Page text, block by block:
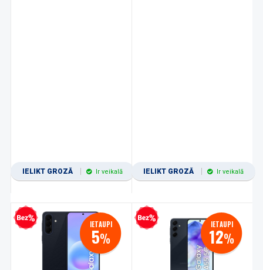
IELIKT GROZĀ Ir veikalā IELIKT GROZĀ Ir veikalā
kredīts IETAUPI
5%
Bezprocentu kredīts IETAUPI
12%